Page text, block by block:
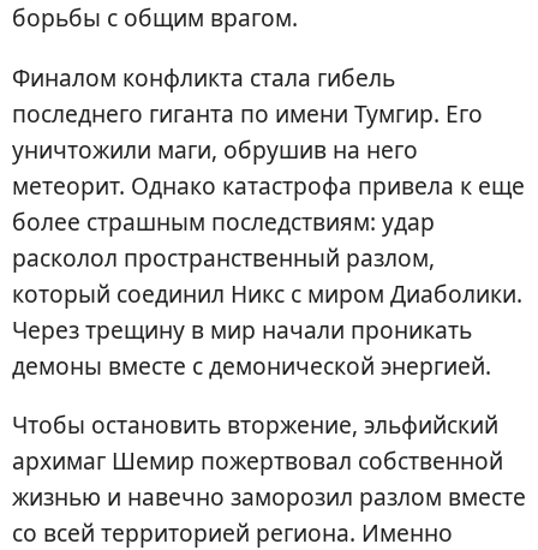
борьбы с общим врагом.
Финалом конфликта стала гибель
последнего гиганта по имени Тумгир. Его
уничтожили маги, обрушив на него
метеорит. Однако катастрофа привела к еще
более страшным последствиям: удар
расколол пространственный разлом,
который соединил Никс с миром Диаболики.
Через трещину в мир начали проникать
демоны вместе с демонической энергией.
Чтобы остановить вторжение, эльфийский
архимаг Шемир пожертвовал собственной
жизнью и навечно заморозил разлом вместе
со всей территорией региона. Именно